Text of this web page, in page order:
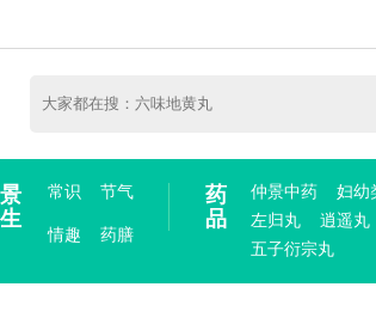
常识 节气
情趣 药膳
药
品
仲景中药 妇幼
左归丸
逍遥丸
五子衍宗丸